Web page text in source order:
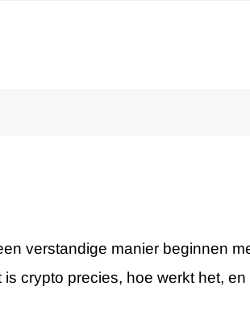
verstandige manier beginnen
crypto precies, hoe werkt het,